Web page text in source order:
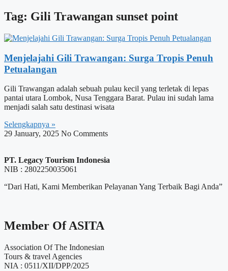
Tag: Gili Trawangan sunset point
Menjelajahi Gili Trawangan: Surga Tropis Penuh
Petualangan
Gili Trawangan adalah sebuah pulau kecil yang terletak di lepas
pantai utara Lombok, Nusa Tenggara Barat. Pulau ini sudah lama
menjadi salah satu destinasi wisata
Selengkapnya »
29 January, 2025 No Comments
PT. Legacy Tourism Indonesia
NIB : 2802250035061
“Dari Hati, Kami Memberikan Pelayanan Yang Terbaik Bagi Anda”
Member Of ASITA
Association Of The Indonesian
Tours & travel Agencies
NIA : 0511/XII/DPP/2025